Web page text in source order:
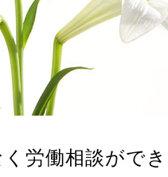
労働相談がで